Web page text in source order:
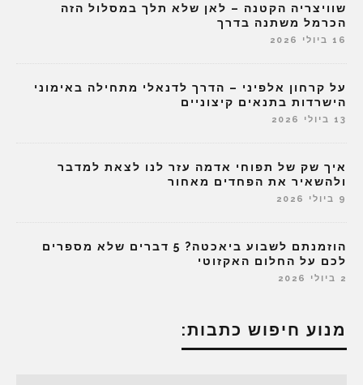
שוויצריה הקטנה – לאן שלא תלך במסלול הזה
הכרמל משתנה בדרך
16 ביולי 2026
על קרחון אלפיני – הדרך לדנאלי מתחילה באימוני
הישרדות בתנאים קיצוניים
13 ביולי 2026
איך שק של תפוחי אדמה עזר לנו לצאת למדבר
ולהשאיר את הפחדים מאחור
9 ביולי 2026
הוזמנתם לשבוע ביאכטה? 5 דברים שלא מספרים
לכם על החלום האקזוטי
2 ביולי 2026
מנוע חיפוש כתבות: